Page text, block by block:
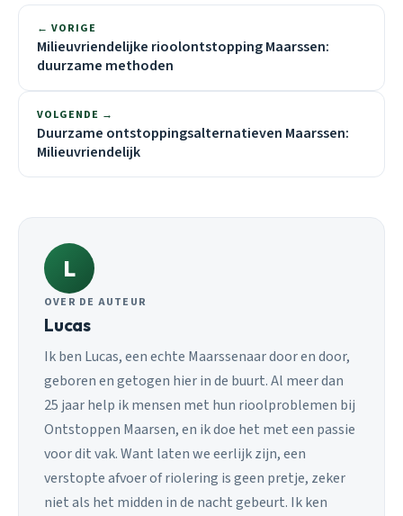
← VORIGE
Milieuvriendelijke rioolontstopping Maarssen:
duurzame methoden
VOLGENDE →
Duurzame ontstoppingsalternatieven Maarssen:
Milieuvriendelijk
L
OVER DE AUTEUR
Lucas
Ik ben Lucas, een echte Maarssenaar door en door,
geboren en getogen hier in de buurt. Al meer dan
25 jaar help ik mensen met hun rioolproblemen bij
Ontstoppen Maarsen, en ik doe het met een passie
voor dit vak. Want laten we eerlijk zijn, een
verstopte afvoer of riolering is geen pretje, zeker
niet als het midden in de nacht gebeurt. Ik ken